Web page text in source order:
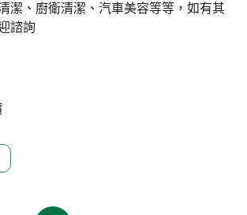
潔、廚衛清潔、汽車美容等等，如有其
諮詢